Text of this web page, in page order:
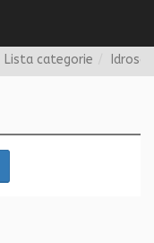
Lista categorie